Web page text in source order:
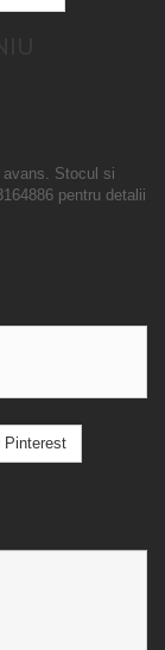
Stocul si
pentru detalii
Pinterest